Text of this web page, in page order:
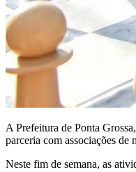
A Prefeitura de Ponta
parceria com associações
Neste fim de semana, as